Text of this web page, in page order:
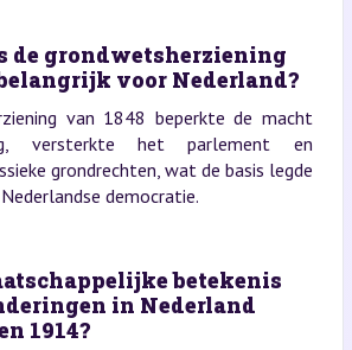
de grondwetsherziening
voor Nederland?
van 1848 beperkte de macht
versterkte het parlement en
grondrechten, wat de basis legde
democratie.
betekenis
in Nederland
1914?